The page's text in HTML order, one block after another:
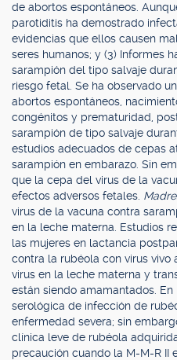
de abortos espontáneos.
parotiditis ha demostrado
evidencias que ellos causen
seres humanos; y (3) Informes
sarampión del tipo salvaje
riesgo fetal. Se ha observado
abortos espontáneos,
congénitos y prematuridad,
sarampión de tipo salvaje
estudios adecuados de cepas
sarampión en embarazo. Sin
que la cepa del virus de la
efectos adversos fetales.
virus de la vacuna contra
en la leche materna. Estudios
las mujeres en lactancia
contra la rubéola con virus vivo
virus en la leche materna y
están siendo amamantados.
serológica de infección de
enfermedad severa; sin
clínica leve de rubéola
precaución cuando la M-M-R II